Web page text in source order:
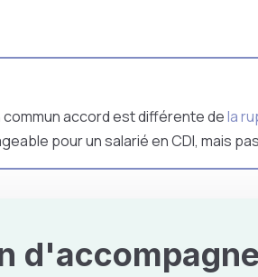
commun accord est différente dela
pour un salarié en CDI, mais